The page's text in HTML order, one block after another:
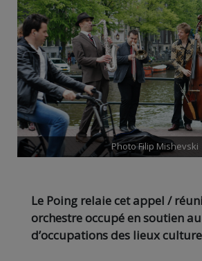
Photo Filip Mishevski
Le Poing relaie cet appel /
orchestre occupé en soutien
d’occupations des lieux